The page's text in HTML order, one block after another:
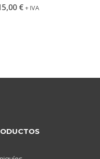
€ + IVA